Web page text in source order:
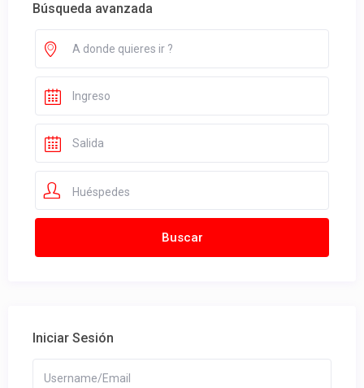
Búsqueda avanzada
Huéspedes
Iniciar Sesión